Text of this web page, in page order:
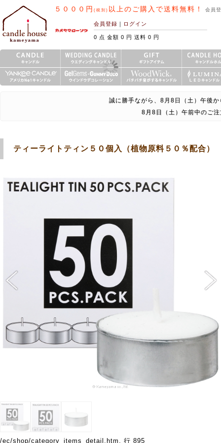
５０００円 (税別) 以上のご購入で送料無料！ 会員
会員登録 ｜ ログイン
0 点 金額 0 円 送料 0 円
誠に勝手ながら、8月8日（土）午後
8月8日（土）午前中のご
ティーライトティン５０個入（植物原料５０％配合）
/ec/shop/category_items_detail.htm , 行 895